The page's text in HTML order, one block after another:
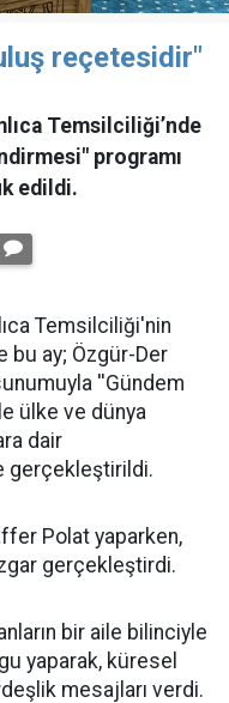
reçetesidir"
Temsilciliği’nde
programı
edildi.
Temsilciliği'nin
bu ay; Özgür-Der
''Gündem
ülke ve dünya
dair
gerçekleştirildi.
Polat yaparken,
gerçekleştirdi.
bir aile bilinciyle
yaparak, küresel
mesajları verdi.